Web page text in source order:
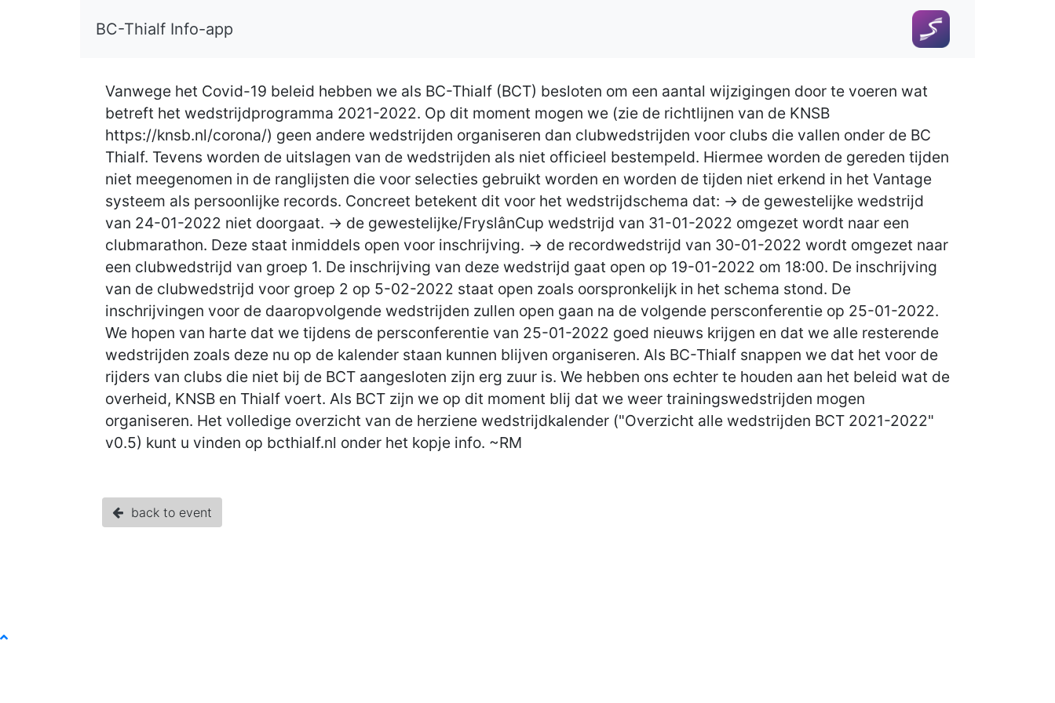
BC-Thialf Info-app
Vanwege het Covid-19 beleid hebben we als BC-Thialf (BCT) besloten om een aantal wijzigingen door te voeren wat
betreft het wedstrijdprogramma 2021-2022. Op dit moment mogen we (zie de richtlijnen van de KNSB
https://knsb.nl/corona/) geen andere wedstrijden organiseren dan clubwedstrijden voor clubs die vallen onder de BC
Thialf. Tevens worden de uitslagen van de wedstrijden als niet officieel bestempeld. Hiermee worden de gereden tijden
niet meegenomen in de ranglijsten die voor selecties gebruikt worden en worden de tijden niet erkend in het Vantage
systeem als persoonlijke records. Concreet betekent dit voor het wedstrijdschema dat: -> de gewestelijke wedstrijd
van 24-01-2022 niet doorgaat. -> de gewestelijke/FryslânCup wedstrijd van 31-01-2022 omgezet wordt naar een
clubmarathon. Deze staat inmiddels open voor inschrijving. -> de recordwedstrijd van 30-01-2022 wordt omgezet naar
een clubwedstrijd van groep 1. De inschrijving van deze wedstrijd gaat open op 19-01-2022 om 18:00. De inschrijving
van de clubwedstrijd voor groep 2 op 5-02-2022 staat open zoals oorspronkelijk in het schema stond. De
inschrijvingen voor de daaropvolgende wedstrijden zullen open gaan na de volgende persconferentie op 25-01-2022.
We hopen van harte dat we tijdens de persconferentie van 25-01-2022 goed nieuws krijgen en dat we alle resterende
wedstrijden zoals deze nu op de kalender staan kunnen blijven organiseren. Als BC-Thialf snappen we dat het voor de
rijders van clubs die niet bij de BCT aangesloten zijn erg zuur is. We hebben ons echter te houden aan het beleid wat de
overheid, KNSB en Thialf voert. Als BCT zijn we op dit moment blij dat we weer trainingswedstrijden mogen
organiseren. Het volledige overzicht van de herziene wedstrijdkalender ("Overzicht alle wedstrijden BCT 2021-2022"
v0.5) kunt u vinden op bcthialf.nl onder het kopje info. ~RM
back to event